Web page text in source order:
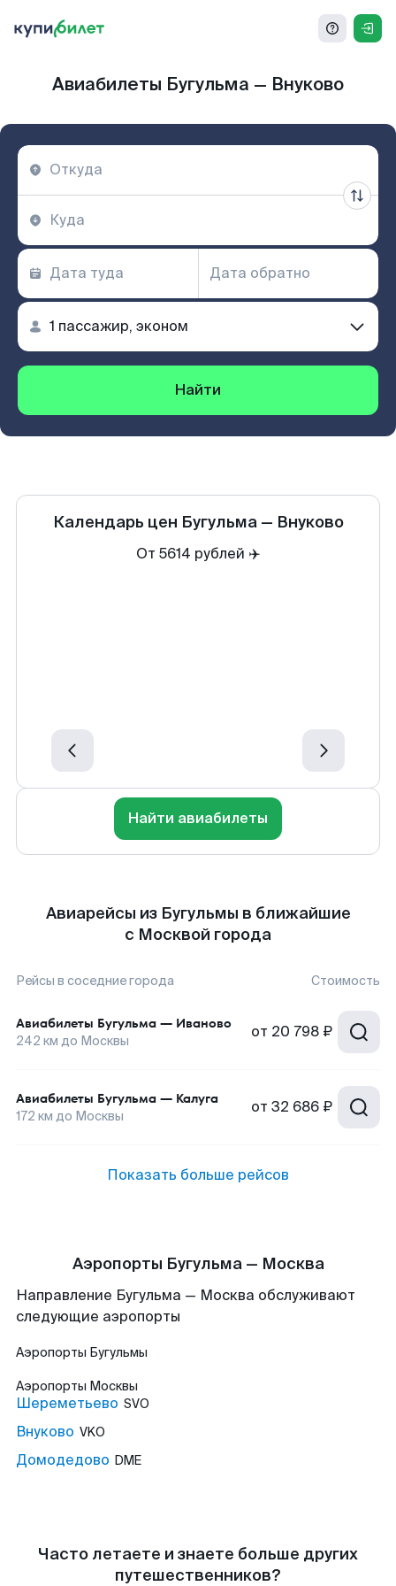
Авиабилеты Бугульма — Внуково
Найти
Календарь цен Бугульма— Внуково
От 5614 рублей ✈️
Найти авиабилеты
Авиарейсы из Бугульмы в ближайшие
с Москвой города
Рейсы в соседние города Стоимость
Авиабилеты Бугульма — Иваново
242 км до Москвы от 20 798 ₽
Авиабилеты Бугульма — Калуга
172 км до Москвы от 32 686 ₽
Показать больше рейсов
Аэропорты Бугульма — Москва
Направление Бугульма — Москва обслуживают
следующие аэропорты
Аэропорты Бугульмы
Аэропорты Москвы
Шереметьево SVO
Внуково VKO
Домодедово DME
Часто летаете и знаете больше других
путешественников?